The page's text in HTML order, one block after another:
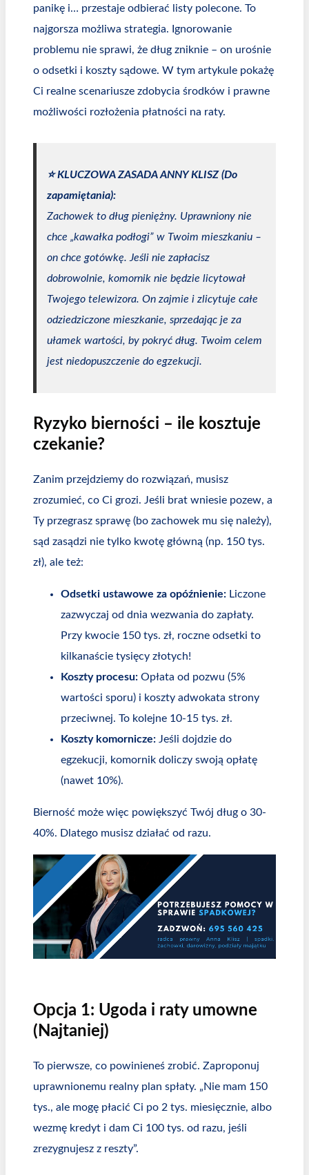
panikę i… przestaje odbierać listy polecone. To
najgorsza możliwa strategia. Ignorowanie
problemu nie sprawi, że dług zniknie – on urośnie
o odsetki i koszty sądowe. W tym artykule pokażę
Ci realne scenariusze zdobycia środków i prawne
możliwości rozłożenia płatności na raty.
⭐️ KLUCZOWA ZASADA ANNY KLISZ (Do
zapamiętania):
Zachowek to dług pieniężny. Uprawniony nie
chce „kawałka podłogi” w Twoim mieszkaniu –
on chce gotówkę. Jeśli nie zapłacisz
dobrowolnie, komornik nie będzie licytował
Twojego telewizora. On zajmie i zlicytuje całe
odziedziczone mieszkanie, sprzedając je za
ułamek wartości, by pokryć dług. Twoim celem
jest niedopuszczenie do egzekucji.
Ryzyko bierności – ile kosztuje
czekanie?
Zanim przejdziemy do rozwiązań, musisz
zrozumieć, co Ci grozi. Jeśli brat wniesie pozew, a
Ty przegrasz sprawę (bo zachowek mu się należy),
sąd zasądzi nie tylko kwotę główną (np. 150 tys.
zł), ale też:
Odsetki ustawowe za opóźnienie: Liczone
zazwyczaj od dnia wezwania do zapłaty.
Przy kwocie 150 tys. zł, roczne odsetki to
kilkanaście tysięcy złotych!
Koszty procesu: Opłata od pozwu (5%
wartości sporu) i koszty adwokata strony
przeciwnej. To kolejne 10-15 tys. zł.
Koszty komornicze: Jeśli dojdzie do
egzekucji, komornik doliczy swoją opłatę
(nawet 10%).
Bierność może więc powiększyć Twój dług o 30-
40%. Dlatego musisz działać od razu.
Opcja 1: Ugoda i raty umowne
(Najtaniej)
To pierwsze, co powinieneś zrobić. Zaproponuj
uprawnionemu realny plan spłaty. „Nie mam 150
tys., ale mogę płacić Ci po 2 tys. miesięcznie, albo
wezmę kredyt i dam Ci 100 tys. od razu, jeśli
zrezygnujesz z reszty”.